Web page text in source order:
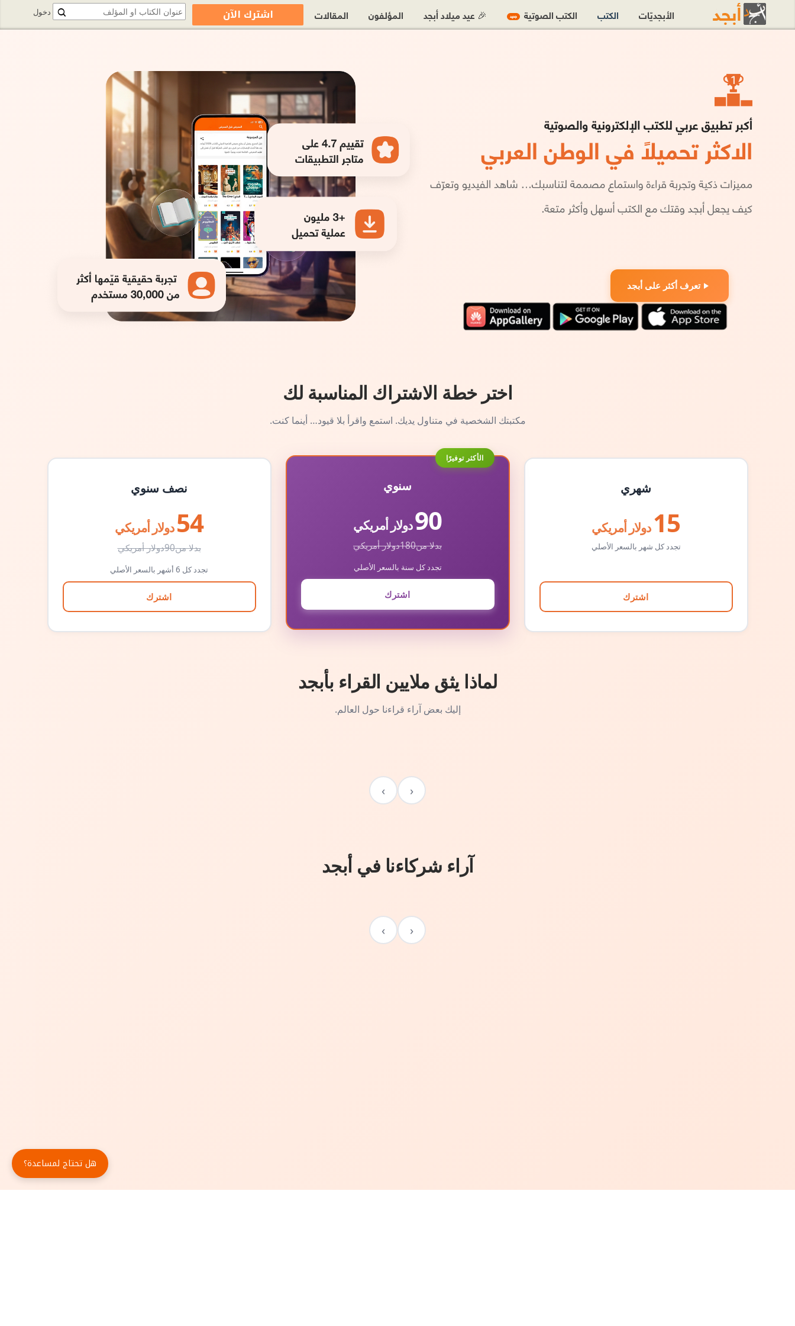
تعرف أكثر على أبجد
اختر خطة الاشتراك المناسبة لك
مكتبتك الشخصية في متناول يديك. استمع واقرأ بلا قيود… أينما كنت.
شهري
15 دولار أمريكي
تجدد كل شهر بالسعر الأصلي
اشترك
الأكثر توفيرًا
سنوي
90دولار أمريكي
بدلا من180دولار أمريكي
تجدد كل سنة بالسعر الأصلي
اشترك
نصف سنوي
54 دولار أمريكي
بدلا من90دولار أمريكي
تجدد كل 6 أشهر بالسعر الأصلي
اشترك
لماذا يثق ملايين القراء بأبجد
إليك بعض آراء قراءنا حول العالم.
‹
›
آراء شركاءنا في أبجد
‹
›
دخول الأبجديّات الكتب الكتب الصوتية جديد 🎉 عيد ميلاد أبجد المؤلفون المقالات اشترك الآن
هل تحتاج لمساعدة؟